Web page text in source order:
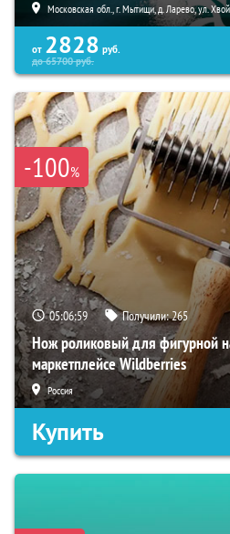
Московская обл., г. Мытищи, д. Ларево, ул.
от 2828 руб.
до65700руб.
-100%
05:06:58 Получили:265
Нож роликовый для фигурной
маркетплейсе Wildberries
Россия
Купить